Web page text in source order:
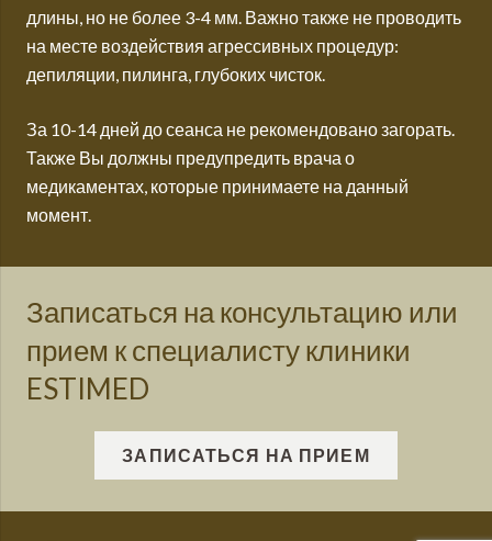
длины, но не более 3-4 мм. Важно также не проводить
на месте воздействия агрессивных процедур:
депиляции, пилинга, глубоких чисток.
За 10-14 дней до сеанса не рекомендовано загорать.
Также Вы должны предупредить врача о
медикаментах, которые принимаете на данный
момент.
Записаться на консультацию или
прием к специалисту клиники
ESTIMED
ЗАПИСАТЬСЯ НА ПРИЕМ